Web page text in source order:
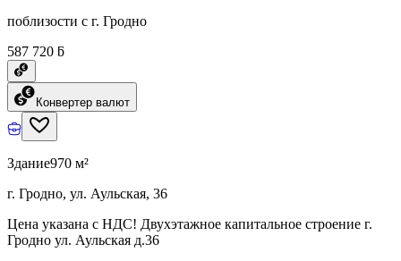
поблизости с г. Гродно
587 720 ƃ
Конвертер валют
Здание970 м²
г. Гродно, ул. Аульская, 36
Цена указана с НДС! Двухэтажное капитальное строение г.
Гродно ул. Аульская д.36